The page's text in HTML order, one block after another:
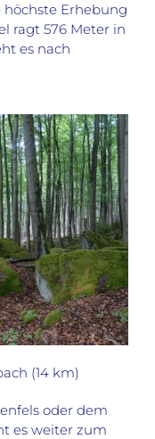
höchste Erhebung
ragt 576 Meter in
es nach
(14 km)
oder dem
es weiter zum